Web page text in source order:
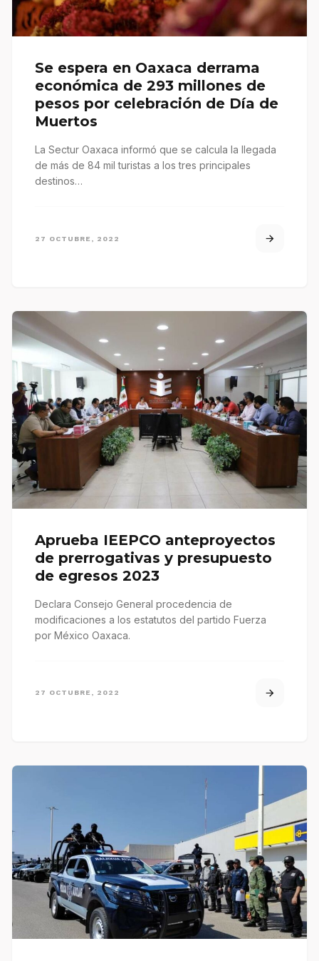
Se espera en Oaxaca derrama
económica de 293 millones de
pesos por celebración de Día de
Muertos
La Sectur Oaxaca informó que se calcula la llegada
de más de 84 mil turistas a los tres principales
destinos…
27 OCTUBRE, 2022
Aprueba IEEPCO anteproyectos
de prerrogativas y presupuesto
de egresos 2023
Declara Consejo General procedencia de
modificaciones a los estatutos del partido Fuerza
por México Oaxaca.
27 OCTUBRE, 2022